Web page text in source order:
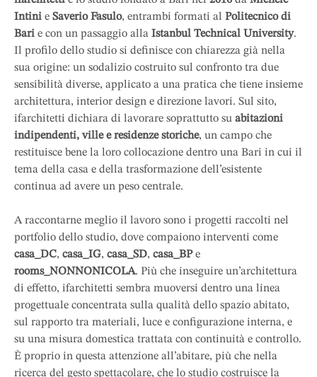
Intini e Saverio Fasulo, entrambi formati al Politecnico di
Bari e con un passaggio alla Istanbul Technical University.
Il profilo dello studio si definisce con chiarezza già nella
sua origine: un sodalizio costruito sul confronto tra due
sensibilità diverse, applicato a una pratica che tiene insieme
architettura, interior design e direzione lavori. Sul sito,
ifarchitetti dichiara di lavorare soprattutto su abitazioni
indipendenti, ville e residenze storiche, un campo che
restituisce bene la loro collocazione dentro una Bari in cui il
tema della casa e della trasformazione dell’esistente
continua ad avere un peso centrale.
A raccontarne meglio il lavoro sono i progetti raccolti nel
portfolio dello studio, dove compaiono interventi come
casa_DC, casa_IG, casa_SD, casa_BPe
rooms_NONNONICOLA. Più che inseguire un’architettura
di effetto, ifarchitetti sembra muoversi dentro una linea
progettuale concentrata sulla qualità dello spazio abitato,
sul rapporto tra materiali, luce e configurazione interna, e
su una misura domestica trattata con continuità e controllo.
È proprio in questa attenzione all’abitare, più che nella
ricerca del gesto spettacolare, che lo studio costruisce la